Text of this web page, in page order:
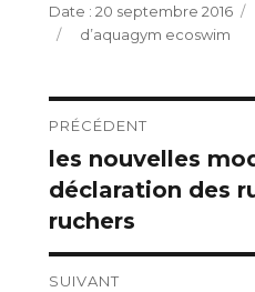
Publié
le
20 septembre 2016
Étiquettes
d’aquagym ecoswim
Navigation
de
l’article
PRÉCÉDENT
Publication
précédente :
les nouvelles
déclaration des
ruchers
SUIVANT